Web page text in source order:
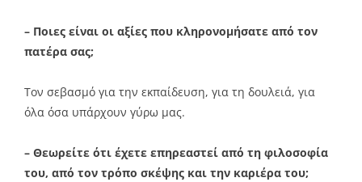
– Ποιες είναι οι αξίες που κληρονομήσατε από τον
πατέρα σας;
Τον σεβασμό για την εκπαίδευση, για τη δουλειά, για
όλα όσα υπάρχουν γύρω μας.
– Θεωρείτε ότι έχετε επηρεαστεί από τη φιλοσοφία
του, από τον τρόπο σκέψης και την καριέρα του;